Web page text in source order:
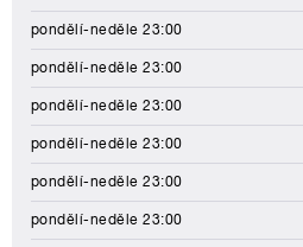
pondělí-neděle 23:00
pondělí-neděle 23:00
pondělí-neděle 23:00
pondělí-neděle 23:00
pondělí-neděle 23:00
pondělí-neděle 23:00